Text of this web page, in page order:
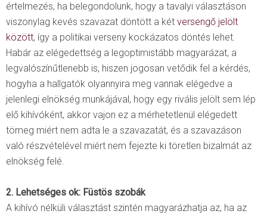
értelmezés, ha belegondolunk, hogy a tavalyi választáson
viszonylag kevés szavazat döntött a két versengő jelölt
között, így a politikai verseny kockázatos döntés lehet.
Habár az elégedettség a legoptimistább magyarázat, a
legvalószínűtlenebb is, hiszen jogosan vetődik fel a kérdés,
hogyha a hallgatók olyannyira meg vannak elégedve a
jelenlegi elnökség munkájával, hogy egy rivális jelölt sem lép
elő kihívóként, akkor vajon ez a mérhetetlenül elégedett
tömeg miért nem adta le a szavazatát, és a szavazáson
való részvételével miért nem fejezte ki töretlen bizalmát az
elnökség felé.
2. Lehetséges ok: Füstös szobák
A kihívó nélküli választást szintén magyarázhatja az, ha az